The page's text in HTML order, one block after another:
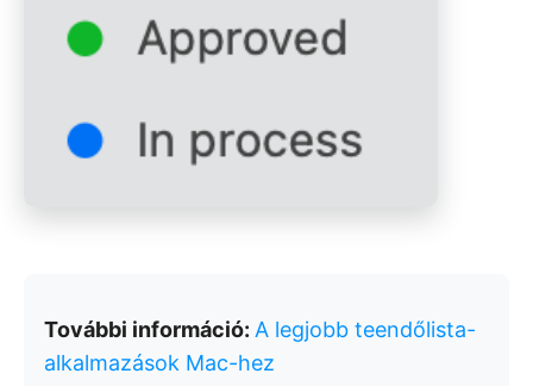
További információ: A legjobb teendőlista-
alkalmazások Mac-hez